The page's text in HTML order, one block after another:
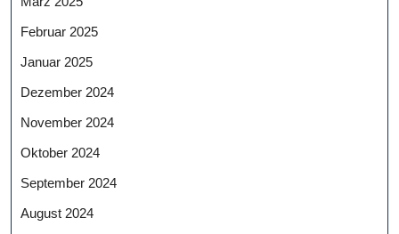
Februar 2025
Januar 2025
Dezember 2024
November 2024
Oktober 2024
September 2024
August 2024